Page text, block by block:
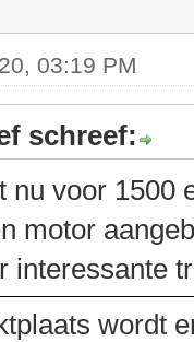
03:19 PM
schreef:
nu voor 1500
motor
interessante
wordt